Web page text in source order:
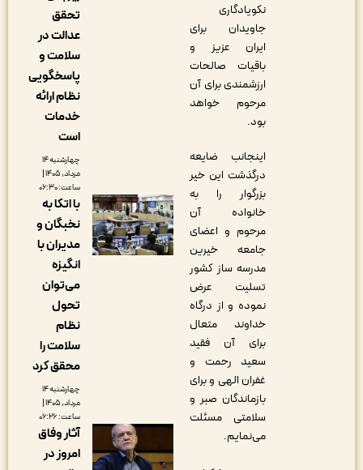
نکویادگاری
جاویدان برای
ایران عزیز و
باقیات صالحات
ارزشمندی برای آن
مرحوم خواهد
اینجانب ضایعه
درگذشت این خیر
بزرگوار را به
خانواده آن
مرحوم و اعضای
جامعه خیرین
مدرسه ساز کشور
تسلیت عرض
نموده و از درگاه
خداوند متعال
برای آن فقید
سعید رحمت و
غفران الهی و برای
بازماندگان صبر و
سلامتی مسئلت
می‌نمایم.
عدالت در
سلامت و
پاسخگویی
نظام ارائه
چهارشنبه ۱۴
مرداد, ۱۴۰۵ |
با اتکا به
نخبگان و
مدیران با
می‌توان
سلامت را
محقق کرد
چهارشنبه ۱۴
مرداد, ۱۴۰۵ |
آثار وفاق
امروز در